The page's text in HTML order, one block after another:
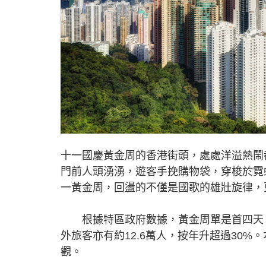
十一國慶黃金周的香港街頭，處處洋溢熱
門前人頭湧湧，遊客手挽購物袋，穿梭於
一黃金周，回盪的不僅是國歌的雄壯旋律
根據特區政府數據，黃金周單是首四天
外旅客亦有約12.6萬人，按年升超過30%
觀。